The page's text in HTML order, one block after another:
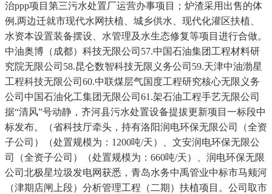
治ppp项目第三污水处置厂运营办事项目；炉渣采用出售的体
例,两边迁就市现代水网扶植、城乡供水、现代化灌区扶植、
水资本设置装备摆设、水管理及水生态修复等项目进行合做。
中油奥博（成都）科技无限公司57.中国石油集团工程材料研
究院无限公司58.昆仑数智科技无限义务公司59.天津中油渤星
工程科技无限公司60.中联煤层气国度工程研究核心无限义务
公司中国石油化工集团无限公司61.架石油工程手艺无限公司
据“清风”号动静，齐河县污水处置设备提拔更新项目一标段中
标发布。（省科技厅牵头，持有洛阳润电环保无限公司（全资
子公司）（处置规模为：1200吨/天）、文安润电环保无限公
司（全资子公司）（处置规模为：660吨/天）、润电环保无限
公司北极星垃圾发电网获悉，青岛水务中禹管业中标市马颊河
（津期店闸上段）分析管理工程（二期）扶植项目。公司取市